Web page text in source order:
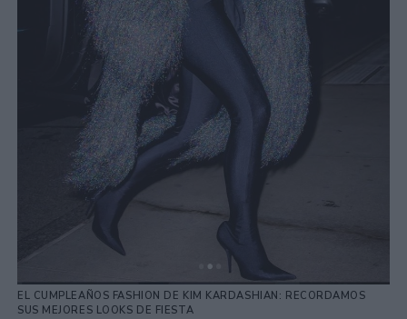
EL CUMPLEAÑOS FASHION DE KIM KARDASHIAN: RECORDAMOS
SUS MEJORES LOOKS DE FIESTA